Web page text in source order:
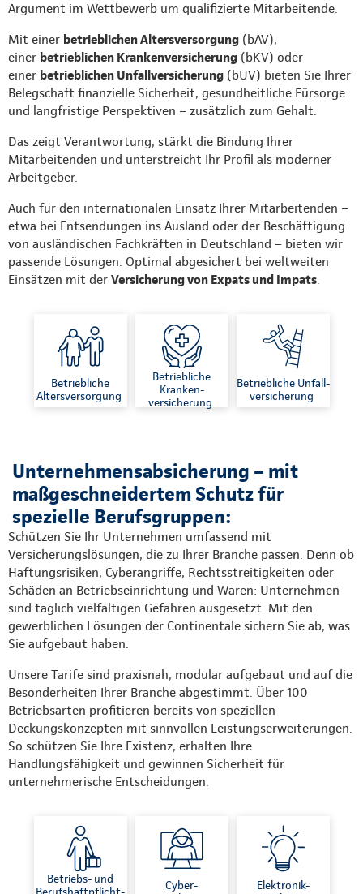
Argument im Wettbewerb um qualifizierte Mitarbeitende.
Mit einer betrieblichen Altersversorgung (bAV),
einer betrieblichen Krankenversicherung (bKV) oder
einer betrieblichen Unfallversicherung (bUV) bieten Sie Ihrer
Belegschaft finanzielle Sicherheit, gesundheitliche Fürsorge
und langfristige Perspektiven – zusätzlich zum Gehalt.
Das zeigt Verantwortung, stärkt die Bindung Ihrer
Mitarbeitenden und unterstreicht Ihr Profil als moderner
Arbeitgeber.
Auch für den internationalen Einsatz Ihrer Mitarbeitenden –
etwa bei Entsendungen ins Ausland oder der Beschäftigung
von ausländischen Fachkräften in Deutschland – bieten wir
passende Lösungen. Optimal abgesichert bei weltweiten
Einsätzen mit der Versicherung von Expats und Impats.
Betriebliche
Altersversorgung
Betriebliche
Kranken-
versicherung
Betriebliche Unfall-
versicherung
Unternehmensabsicherung – mit
maßgeschneidertem Schutz für
spezielle Berufsgruppen:
Schützen Sie Ihr Unternehmen umfassend mit
Versicherungslösungen, die zu Ihrer Branche passen. Denn ob
Haftungsrisiken, Cyberangriffe, Rechtsstreitigkeiten oder
Schäden an Betriebseinrichtung und Waren: Unternehmen
sind täglich vielfältigen Gefahren ausgesetzt. Mit den
gewerblichen Lösungen der Continentale sichern Sie ab, was
Sie aufgebaut haben.
Unsere Tarife sind praxisnah, modular aufgebaut und auf die
Besonderheiten Ihrer Branche abgestimmt. Über 100
Betriebsarten profitieren bereits von speziellen
Deckungskonzepten mit sinnvollen Leistungserweiterungen.
So schützen Sie Ihre Existenz, erhalten Ihre
Handlungsfähigkeit und gewinnen Sicherheit für
unternehmerische Entscheidungen.
Betriebs- und
Berufshaftpflicht-
Cyber-
Elektronik-